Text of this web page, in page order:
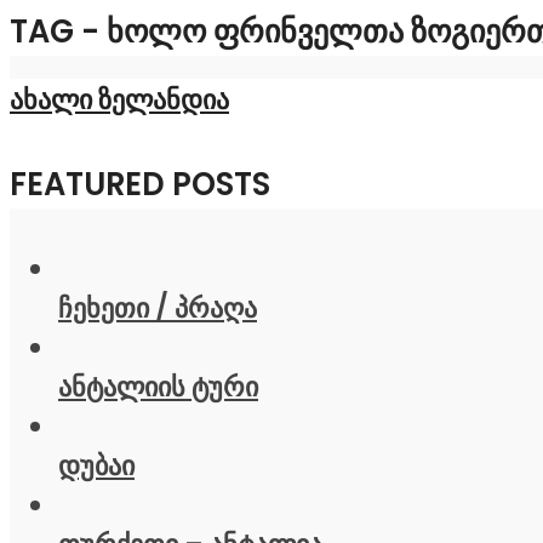
TAG - ᲮᲝᲚᲝ ᲤᲠᲘᲜᲕᲔᲚᲗᲐ
ახალი ზელანდია
FEATURED POSTS
ჩეხეთი / პრაღა
ანტალიის ტური
დუბაი